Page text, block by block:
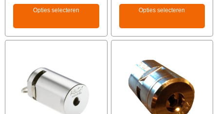
Opties selecteren Opties selecteren